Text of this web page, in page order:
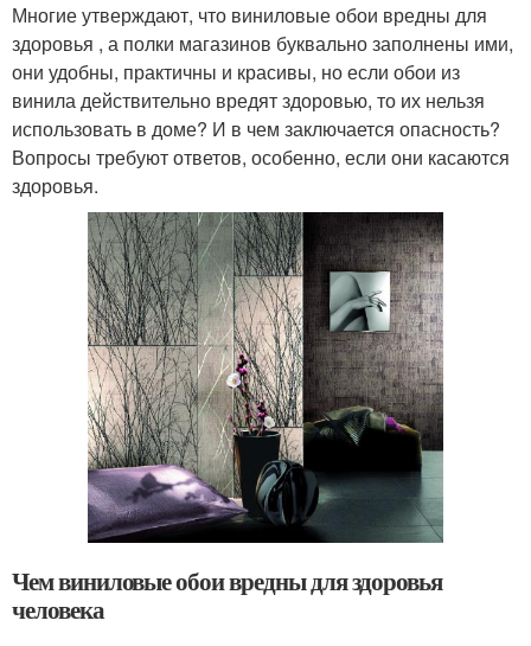
Многие утверждают, что виниловые обои вредны для
здоровья , а полки магазинов буквально заполнены ими,
они удобны, практичны и красивы, но если обои из
винила действительно вредят здоровью, то их нельзя
использовать в доме? И в чем заключается опасность?
Вопросы требуют ответов, особенно, если они касаются
здоровья.
Чем виниловые обои вредны для здоровья
человека